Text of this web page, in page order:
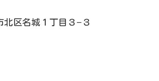
区名城１丁目３−３